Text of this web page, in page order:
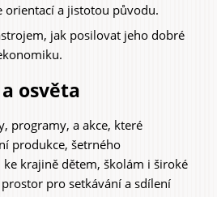
orientací a jistotou původu.
jak posilovat jeho dobré
osvěta
programy, a akce, které
produkce, šetrného
krajině dětem, školám i široké
pro setkávání a sdílení